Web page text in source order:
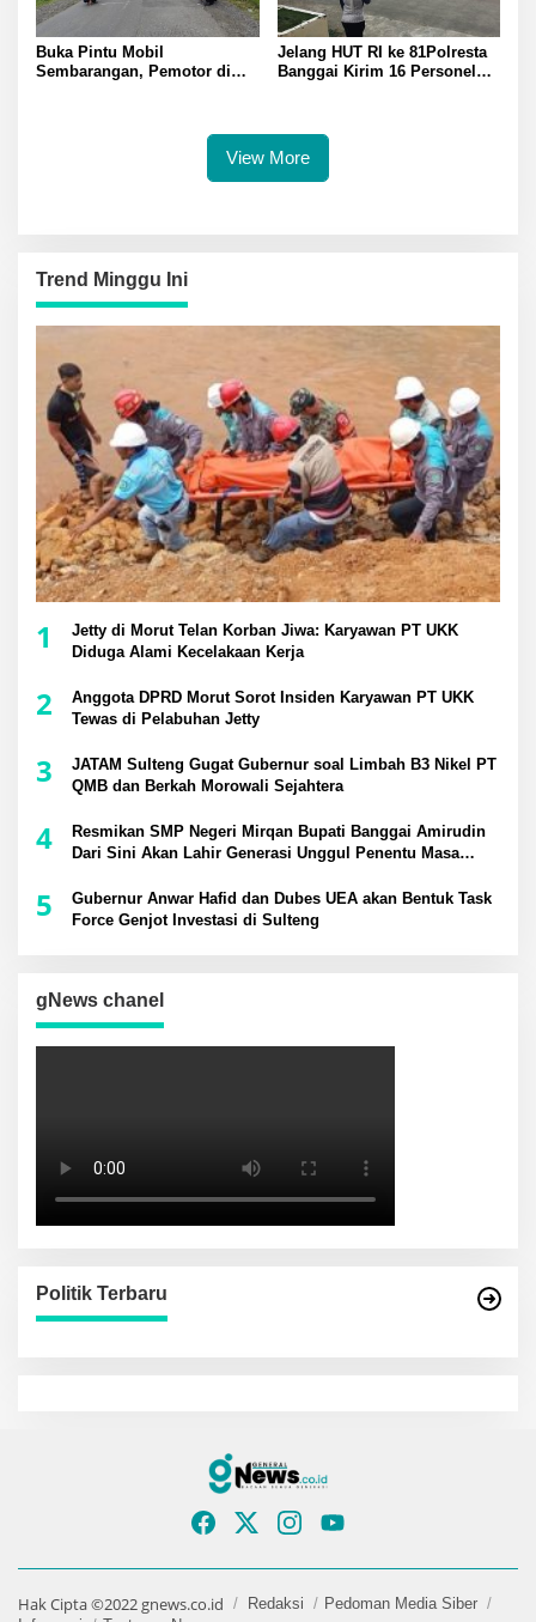
Buka Pintu Mobil
Sembarangan, Pemotor di
Jelang HUT RI ke 81Polresta
Banggai Kirim 16 Personel
View More
Trend Minggu Ini
1
Jetty di Morut Telan Korban Jiwa: Karyawan PT UKK
Diduga Alami Kecelakaan Kerja
2
Anggota DPRD Morut Sorot Insiden Karyawan PT UKK
Tewas di Pelabuhan Jetty
3
JATAM Sulteng Gugat Gubernur soal Limbah B3 Nikel PT
QMB dan Berkah Morowali Sejahtera
4
Resmikan SMP Negeri Mirqan Bupati Banggai Amirudin
Dari Sini Akan Lahir Generasi Unggul Penentu Masa
5
Gubernur Anwar Hafid dan Dubes UEA akan Bentuk Task
Force Genjot Investasi di Sulteng
gNews chanel
Politik Terbaru
Hak Cipta ©2022 gnews.co.id Redaksi
Pedoman Media Siber